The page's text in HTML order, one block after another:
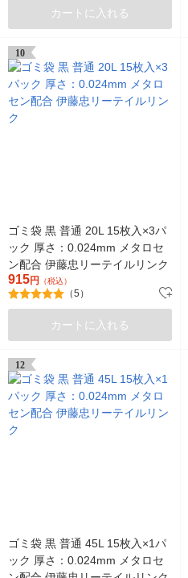
カートに入れる
10
ゴミ袋 黒 普通 20L 15枚入×3パ
ック 厚さ：0.024mm メタロセ
ン配合 伊藤忠リーテイルリンク
915円 （税込）
（5）
カートに入れる
12
ゴミ袋 黒 普通 45L 15枚入×1パ
ック 厚さ：0.024mm メタロセ